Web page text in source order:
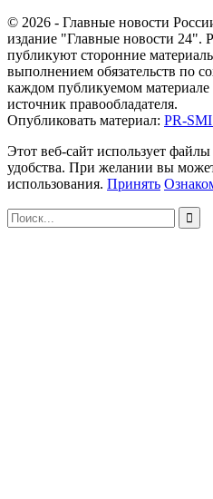
© 2026 - Главные новости
издание "Главные новости 24".
публикуют сторонние
выполнением обязательств по
каждом публикуемом материале
источник правообладателя.
Опубликовать материал: PR-
Этот веб-сайт использует
удобства. При желании вы
использования. Принять